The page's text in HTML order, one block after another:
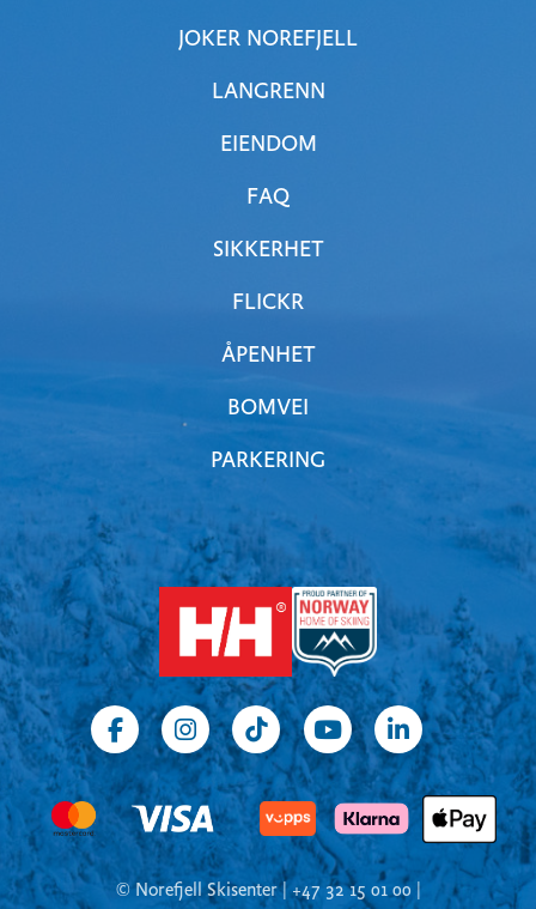
JOKER NOREFJELL
LANGRENN
EIENDOM
FAQ
SIKKERHET
FLICKR
ÅPENHET
BOMVEI
PARKERING
© Norefjell Skisenter | +47 32 15 01 00 |